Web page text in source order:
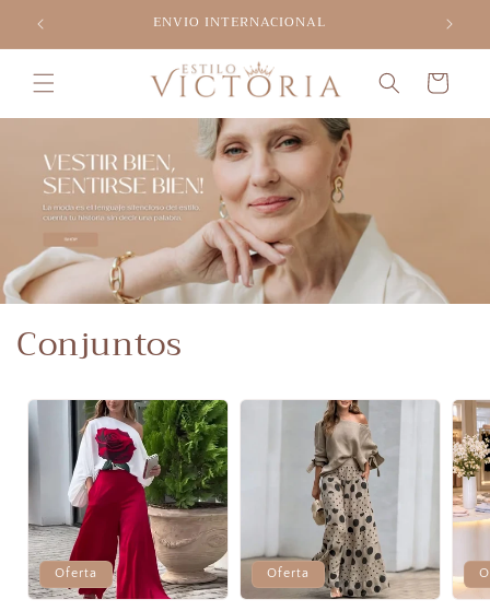
directamente
ENVIO INTERNACIONAL
Carrito
Conjuntos
Oferta Oferta